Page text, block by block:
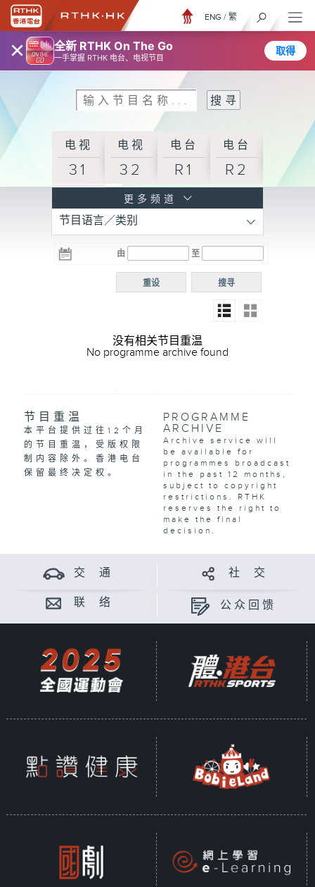
× 全新 RTHK On The Go
一手掌握 RTHK 电台、电视节目
取得
ENG / 繁
电视
31
电视
32
电台
R1
电台
R2
R3
电台 电台
R5
电台
普通
更多频道
节目语言／类别
由 至
搜寻
重设
没有相关节目重温
No programme archive found
节目重温
本平台提供过往12个月
的节目重温，受版权限
制内容除外。香港电台
保留最终决定权。
PROGRAMME
ARCHIVE
Archive service will
be available for
programmes broadcast
in the past 12 months,
subject to copyright
restrictions. RTHK
reserves the right to
make the final
decision.
交 通 社 交
联 络 公众回馈